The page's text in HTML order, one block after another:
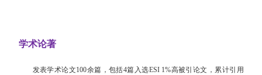
学术论著
发表学术论文100余篇，包括4篇入选ESI 1%高被引论文，累计引用